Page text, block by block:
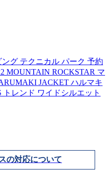
グ テクニカル パーク 予約
MOUNTAIN ROCKSTAR マ
JACKET ハルマキ
トレンド ワイドシルエット
の対応について